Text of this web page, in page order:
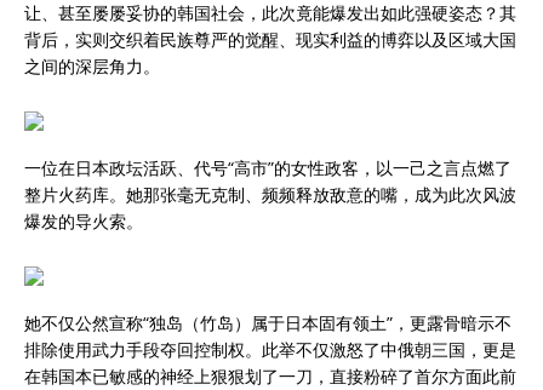
让、甚至屡屡妥协的韩国社会，此次竟能爆发出如此强硬姿态？其
背后，实则交织着民族尊严的觉醒、现实利益的博弈以及区域大国
之间的深层角力。
一位在日本政坛活跃、代号“高市”的女性政客，以一己之言点燃了
整片火药库。她那张毫无克制、频频释放敌意的嘴，成为此次风波
爆发的导火索。
她不仅公然宣称“独岛（竹岛）属于日本固有领土”，更露骨暗示不
排除使用武力手段夺回控制权。此举不仅激怒了中俄朝三国，更是
在韩国本已敏感的神经上狠狠划了一刀，直接粉碎了首尔方面此前